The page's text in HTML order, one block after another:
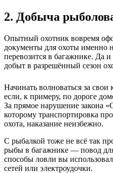
2. Добыча
Опытный охотник вовремя
документы для охоты именно
перевозится в багажнике. Да
добыт в разрешённый сезон
Начинать волноваться за свои
если, к примеру, по дороге
За прямое нарушение закона
которому транспортировка
охота, наказание неизбежно.
С рыбалкой тоже не всё так
рыбы в багажнике — повод для
способы ловли вы
сетей или электроудочки.